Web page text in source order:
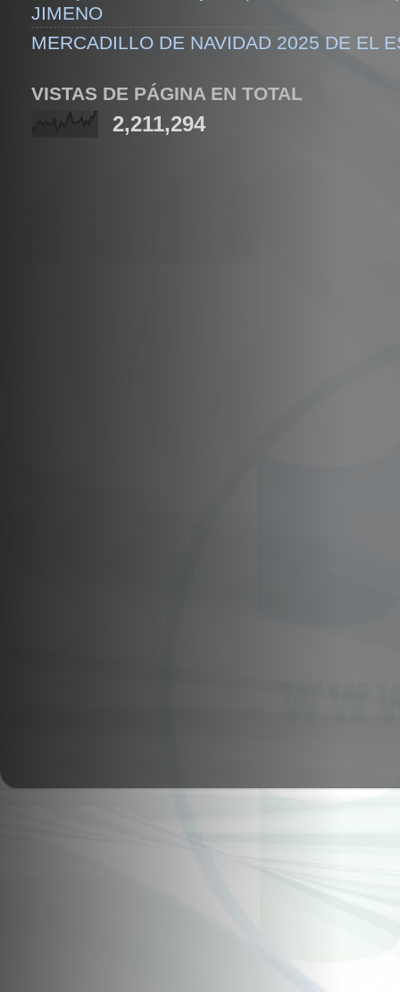
JIMENO
MERCADILLO DE NAVIDAD 2025 DE EL
VISTAS DE PÁGINA EN TOTAL
2,211,294